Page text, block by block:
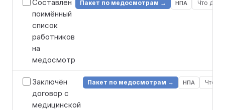
Составлен
поимённый
список
работников
на
медосмотр
Пакет по медосмотрам → НПА Что
Заключён
договор с
медицинской
Пакет по медосмотрам → НПА Что